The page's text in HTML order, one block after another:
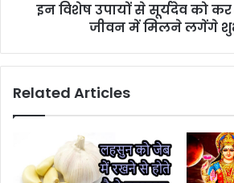
इन विशेष उपायों से सूर्यदेव को
जीवन में मिलने लगेंगे
Related Articles